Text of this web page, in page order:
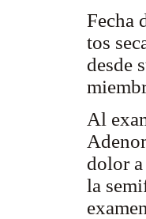
Fecha
tos
desde
Al
dolor
la